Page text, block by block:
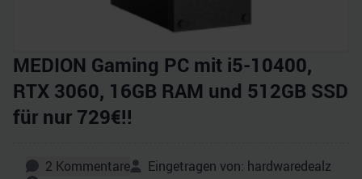
MEDION Gaming PC mit i5-10400,
RTX 3060, 16GB RAM und 512GB SSD
für nur 729€!!
2 Kommentare Eingetragen von: hardwaredealz